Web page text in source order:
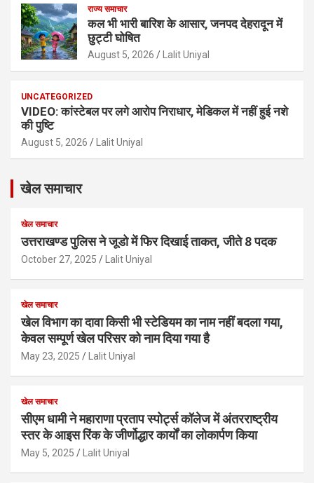
राज्य समाचार
कल भी भारी बारिश के आसार, जनपद देहरादून में
छुट्टी घोषित
August 5, 2026 Lalit Uniyal
UNCATEGORIZED
VIDEO: कांस्टेबल पर लगे आरोप निराधार, मेडिकल में नहीं हुई नशे
की पुष्टि
August 5, 2026 Lalit Uniyal
खेल समाचार
खेल समाचार
उत्तराखण्ड पुलिस ने जूडो में फिर दिखाई ताकत, जीते 8 पदक
October 27, 2025 Lalit Uniyal
खेल समाचार
खेल विभाग का दावा किसी भी स्टेडियम का नाम नहीं बदला गया,
केवल सम्पूर्ण खेल परिसर को नाम दिया गया है
May 23, 2025 Lalit Uniyal
खेल समाचार
सीएम धामी ने महाराणा प्रताप स्पोर्ट्स कॉलेज में अंतरराष्ट्रीय
स्तर के आइस रिंक के जीर्णोद्धार कार्यों का लोकार्पण किया
May 5, 2025 Lalit Uniyal